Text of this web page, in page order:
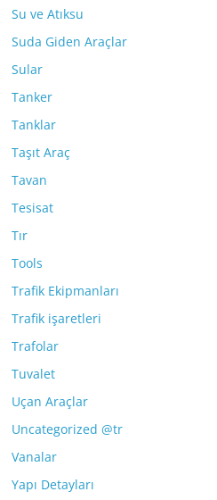
Su ve Atıksu
Suda Giden Araçlar
Sular
Tanker
Tanklar
Taşıt Araç
Tavan
Tesisat
Tır
Tools
Trafik Ekipmanları
Trafik işaretleri
Trafolar
Tuvalet
Uçan Araçlar
Uncategorized @tr
Vanalar
Yapı Detayları